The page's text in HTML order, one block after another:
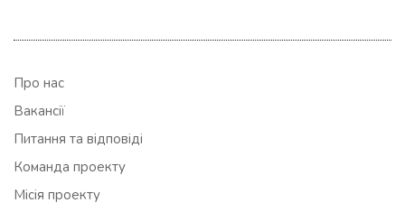
Про нас
Вакансії
Питання та відповіді
Команда проекту
Місія проекту